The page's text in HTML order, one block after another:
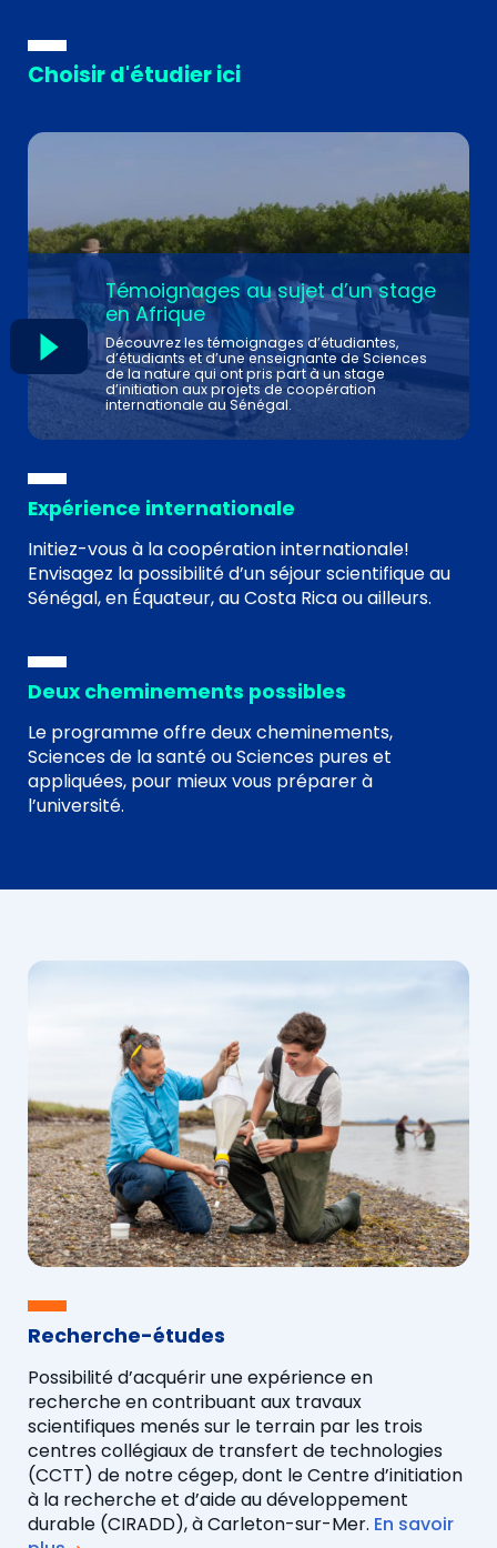
Choisir d'étudier ici
Expérience internationale
Initiez-vous à la coopération internationale!
Envisagez la possibilité d’un séjour scientifique au
Sénégal, en Équateur, au Costa Rica ou ailleurs.
Deux cheminements possibles
Le programme offre deux cheminements,
Sciences de la santé ou Sciences pures et
appliquées, pour mieux vous préparer à
l’université.
Témoignages au sujet d’un stage
en Afrique
Découvrez les témoignages d’étudiantes,
d’étudiants et d’une enseignante de Sciences
de la nature qui ont pris part à un stage
d’initiation aux projets de coopération
internationale au Sénégal.
Recherche-études
Possibilité d’acquérir une expérience en
recherche en contribuant aux travaux
scientifiques menés sur le terrain par les trois
centres collégiaux de transfert de technologies
(CCTT) de notre cégep, dont le Centre d’initiation
à la recherche et d’aide au développement
durable (CIRADD), à Carleton-sur-Mer. En savoir